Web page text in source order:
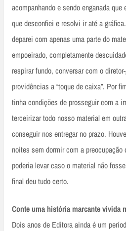
acompanhando e sendo enganada
que desconfiei e resolvi ir até a
deparei com apenas uma parte do
empoeirado, completamente
respirar fundo, conversar com o
providências a “toque de caixa”. Por
tinha condições de prosseguir com a
terceirizar todo nosso material em
conseguir nos entregar no prazo.
noites sem dormir com a
poderia levar caso o material não
final deu tudo certo.
Conte uma história marcante vivida
Dois anos de Editora ainda é um